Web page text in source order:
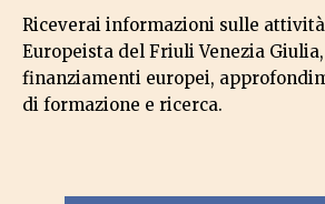
Riceverai informazioni sulle
Europeista del Friuli Venezia
finanziamenti europei,
di formazione e ricerca.